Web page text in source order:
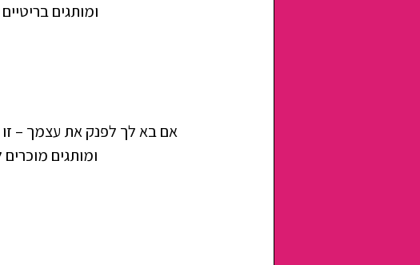
ומותגים
אם בא לך לפנק את עצמך – זו
ומותגים